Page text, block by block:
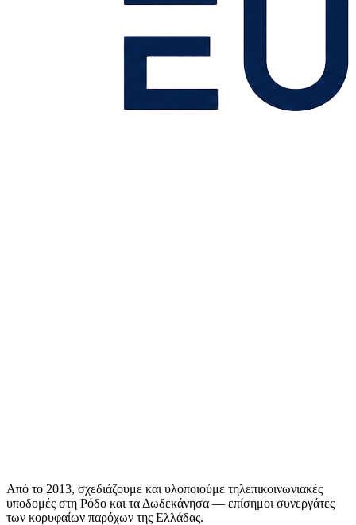
Από το 2013, σχεδιάζουμε και υλοποιούμε τηλεπικοινωνιακές
υποδομές στη Ρόδο και τα Δωδεκάνησα — επίσημοι συνεργάτες
των κορυφαίων παρόχων της Ελλάδας.